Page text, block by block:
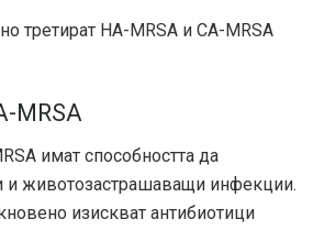
третират HA-MRSA и CA-MRSA
MRSA
имат способността да
и животозастрашаващи инфекции.
изискват антибиотици